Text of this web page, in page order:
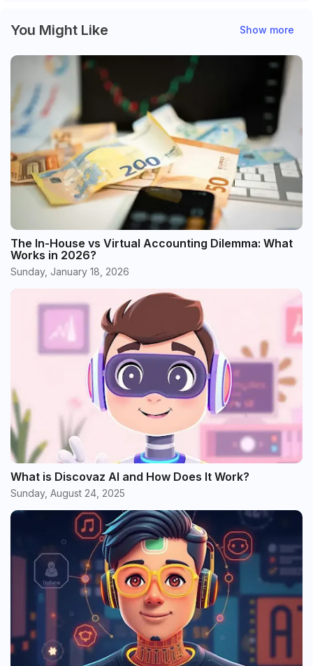
You Might Like Show more
The In-House vs Virtual Accounting Dilemma: What
Works in 2026?
Sunday, January 18, 2026
What is Discovaz AI and How Does It Work?
Sunday, August 24, 2025